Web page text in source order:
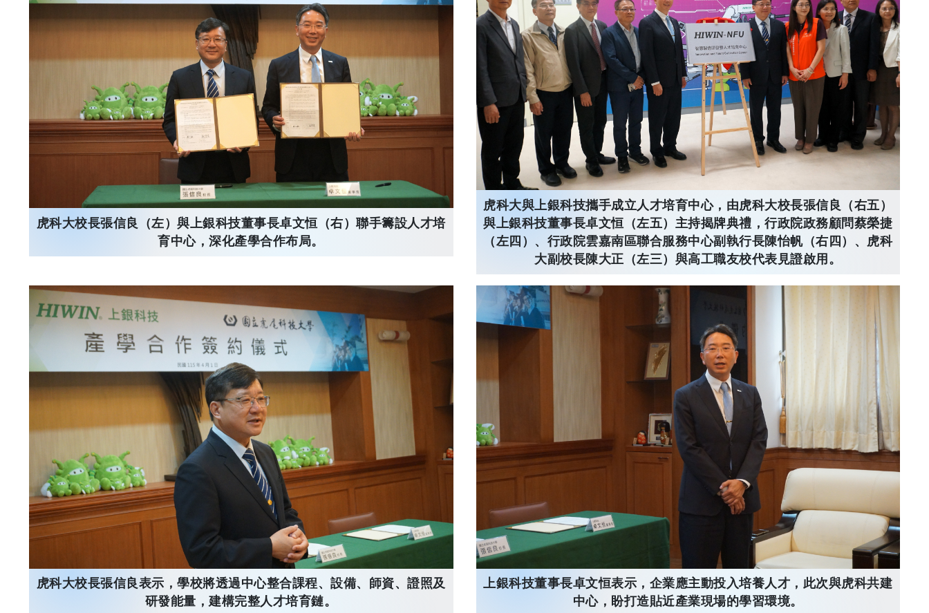
虎科大校長張信良（左）與上銀科技董事長卓文恒（右）聯手籌設人才培
育中心，深化產學合作布局。
虎科大與上銀科技攜手成立人才培育中心，由虎科大校長張信良（右五）
與上銀科技董事長卓文恒（左五）主持揭牌典禮，行政院政務顧問蔡榮捷
（左四）、行政院雲嘉南區聯合服務中心副執行長陳怡帆（右四）、虎科
大副校長陳大正（左三）與高工職友校代表見證啟用。
虎科大校長張信良表示，學校將透過中心整合課程、設備、師資、證照及
研發能量，建構完整人才培育鏈。
上銀科技董事長卓文恒表示，企業應主動投入培養人才，此次與虎科共建
中心，盼打造貼近產業現場的學習環境。